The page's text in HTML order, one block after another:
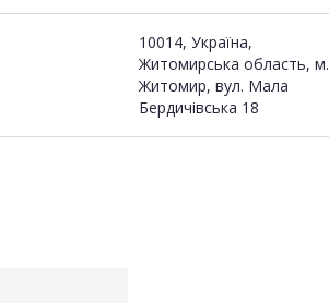
10014, Україна,
Житомирська область, м.
Житомир, вул. Мала
Бердичівська 18